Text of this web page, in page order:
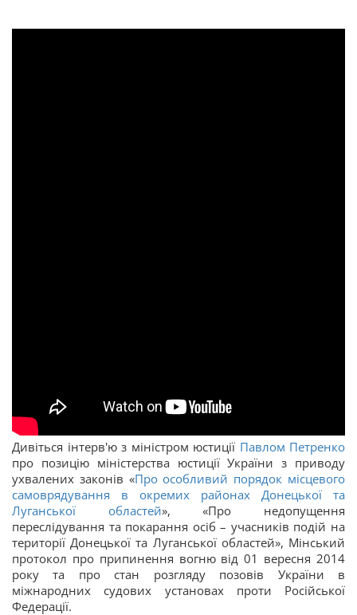
Дивіться інтерв'ю з міністром юстиції Павлом Петренко
про позицію міністерства юстиції України з приводу
ухвалених законів «Про особливий порядок місцевого
самоврядування в окремих районах Донецької та
Луганської областей», «Про недопущення
переслідування та покарання осіб – учасників подій на
території Донецької та Луганської областей», Мінський
протокол про припинення вогню від 01 вересня 2014
року та про стан розгляду позовів України в
міжнародних судових установах проти Російської
Федерації.